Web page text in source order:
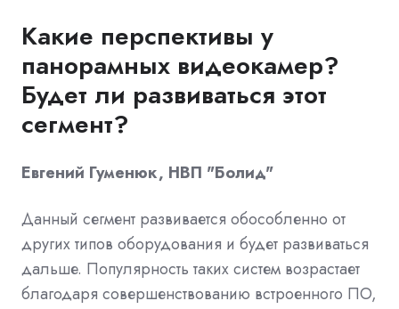
Какие перспективы у
панорамных видеокамер?
Будет ли развиваться этот
сегмент?
Евгений Гуменюк, НВП "Болид"
Данный сегмент развивается обособленно от
других типов оборудования и будет развиваться
дальше. Популярность таких систем возрастает
благодаря совершенствованию встроенного ПО,